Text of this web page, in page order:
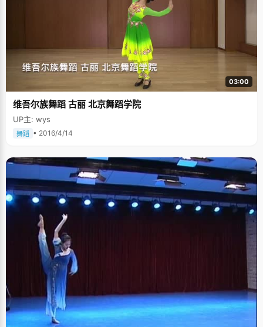
03:00
维吾尔族舞蹈 古丽 北京舞蹈学院
UP主: wys
舞蹈 • 2016/4/14